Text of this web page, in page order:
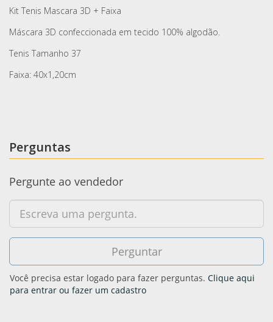
Kit Tenis Mascara 3D + Faixa
Máscara 3D confeccionada em tecido 100% algodão.
Tenis Tamanho 37
Faixa: 40x1,20cm
Perguntas
Pergunte ao vendedor
Você precisa estar logado para fazer perguntas. Clique aqui
para entrar ou fazer um cadastro